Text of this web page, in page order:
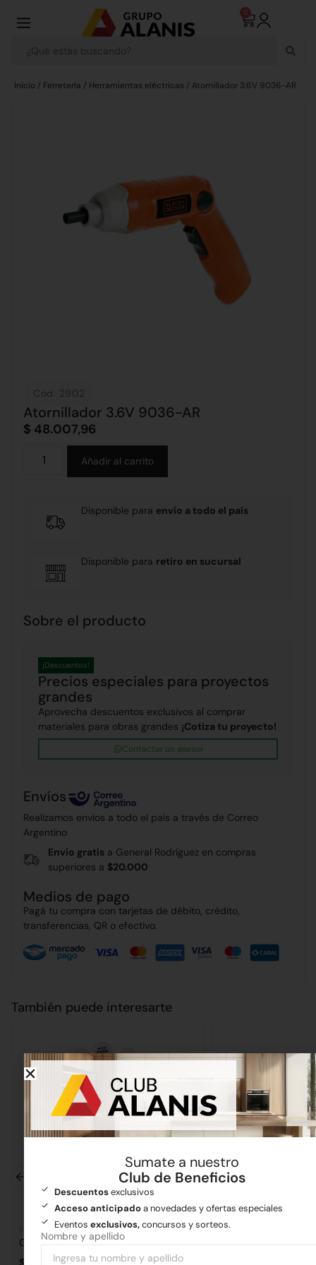
0
Inicio / Ferretería / Herramientas eléctricas / Atornillador 3.6V 9036-AR
Cod: 2902
Atornillador 3.6V 9036-AR
$ 48.007,96
Añadir al carrito
Disponible para envío a todo el país
Disponible para retiro en sucursal
Sobre el producto
Precios especiales para proyectos
grandes
¡Descuentos!
Aprovecha descuentos exclusivos al comprar
materiales para obras grandes ¡Cotiza tu proyecto!
Contactar un asesor
Envíos
Realizamos envíos a todo el país a través de Correo
Argentino
Envío gratis a General Rodríguez en compras
superiores a $20.000
Medios de pago
Pagá tu compra con tarjetas de débito, crédito,
transferencias, QR o efectivo.
También puede interesarte
Ferretería
Guante Moteado
Artículos varios
Fratacho Plástico
Sumate a nuestro
Club de Beneficios
Descuentosexclusivos
Acceso anticipadoa novedades y ofertas especiales
Eventos exclusivos,concursos y sorteos.
Nombre y apellido